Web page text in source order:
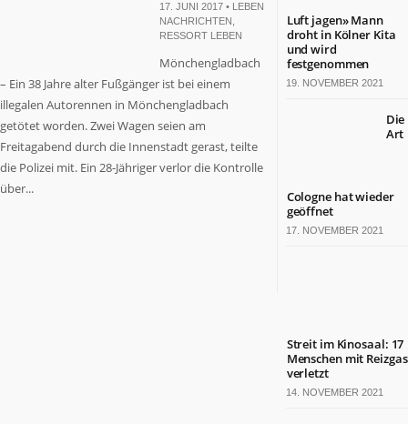
17. JUNI 2017 • LEBEN
NACHRICHTEN
RESSORT LEBEN
Mönchengladbach
– Ein 38 Jahre alter Fußgänger ist bei einem
illegalen Autorennen in Mönchengladbach
getötet worden. Zwei Wagen seien am
Freitagabend durch die Innenstadt gerast, teilte
die Polizei mit. Ein 28-Jähriger verlor die Kontrolle
über...
Luft jagen» Mann
droht in Kölner Kita
und wird
festgenommen
19. NOVEMBER 2021
Die
Art
Cologne hat wieder
geöffnet
17. NOVEMBER 2021
Streit im Kinosaal: 17
Menschen mit Reizgas
verletzt
14. NOVEMBER 2021